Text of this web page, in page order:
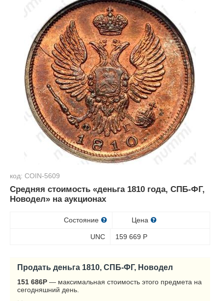
код: COIN-5609
Средняя стоимость «деньга 1810 года, СПБ-ФГ,
Новодел» на аукционах
Состояние Цена
UNC 159 669 Р
Продать деньга 1810, СПБ-ФГ, Новодел
151 686Р — максимальная стоимость этого предмета на
сегодняшний день.